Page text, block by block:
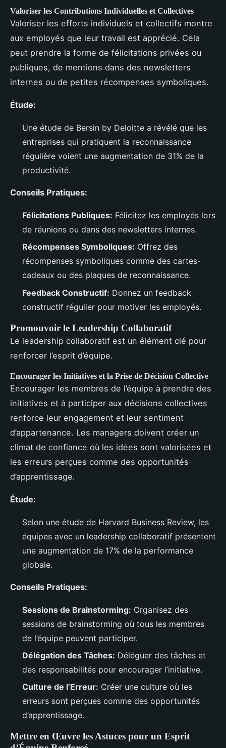
Valoriser les Contributions Individuelles et Collectives
Valoriser les efforts individuels et collectifs montre
aux employés que leur travail est apprécié. Cela
peut prendre la forme de félicitations privées ou
publiques, de mentions dans des newsletters
internes ou de petites récompenses symboliques.
Étude:
Une étude de Bersin by Deloitte a révélé que les
entreprises qui pratiquent la reconnaissance
régulière voient une augmentation de 31% de la
productivité.
Conseils Pratiques:
Félicitations Publiques: Félicitez les employés lors
de réunions ou dans des newsletters internes.
Récompenses Symboliques: Offrez des
récompenses symboliques comme des cartes-
cadeaux ou des plaques de reconnaissance.
Feedback Constructif: Donnez un feedback
constructif régulier pour motiver les employés.
Promouvoir le Leadership Collaboratif
Le leadership collaboratif est un élément clé pour
renforcer l’esprit d’équipe.
Encourager les Initiatives et la Prise de Décision Collective
Encourager les membres de l’équipe à prendre des
initiatives et à participer aux décisions collectives
renforce leur engagement et leur sentiment
d’appartenance. Les managers doivent créer un
climat de confiance où les idées sont valorisées et
les erreurs perçues comme des opportunités
d’apprentissage.
Étude:
Selon une étude de Harvard Business Review, les
équipes avec un leadership collaboratif présentent
une augmentation de 17% de la performance
globale.
Conseils Pratiques:
Sessions de Brainstorming: Organisez des
sessions de brainstorming où tous les membres
de l’équipe peuvent participer.
Délégation des Tâches: Déléguer des tâches et
des responsabilités pour encourager l’initiative.
Culture de l’Erreur: Créer une culture où les
erreurs sont perçues comme des opportunités
d’apprentissage.
Mettre en Œuvre les Astuces pour un Esprit